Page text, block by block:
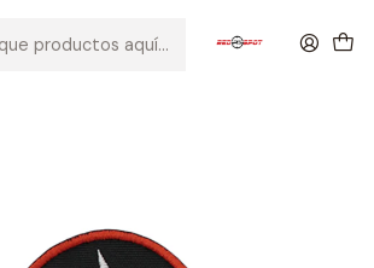
PARCHE LEVIATHAN ARMS